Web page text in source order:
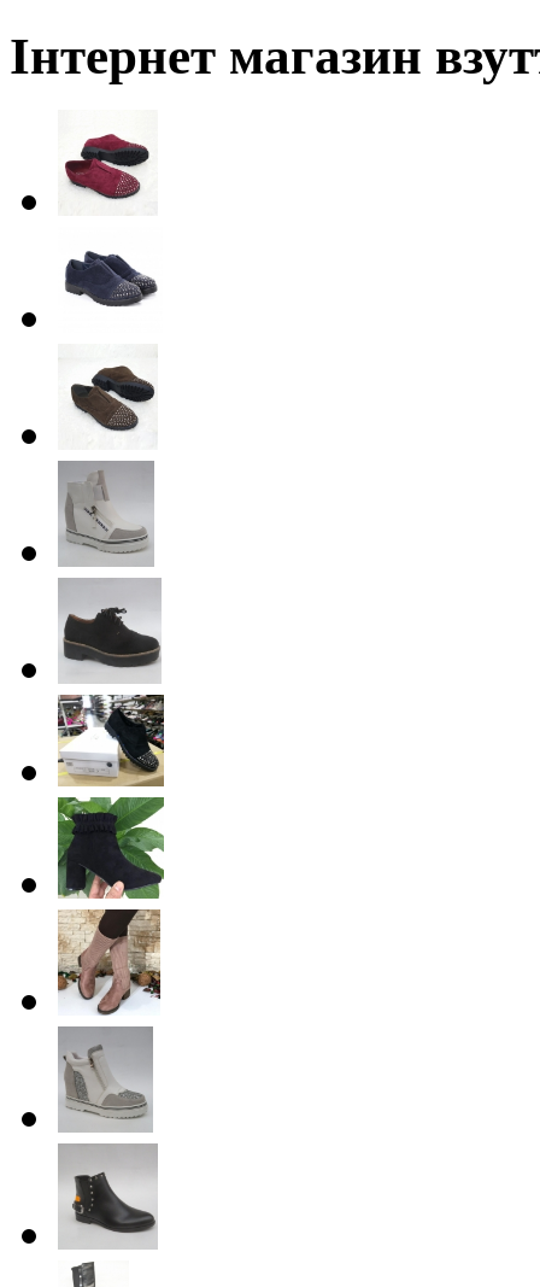
Інтернет магазин